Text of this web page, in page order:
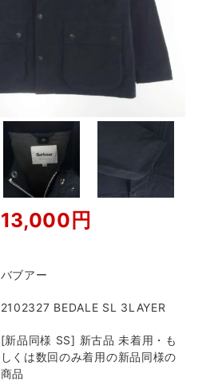
13,000円
バブアー
2102327 BEDALE SL 3LAYER
[新品同様 SS] 新古品 未着用・も
しくは数回のみ着用の新品同様の
商品